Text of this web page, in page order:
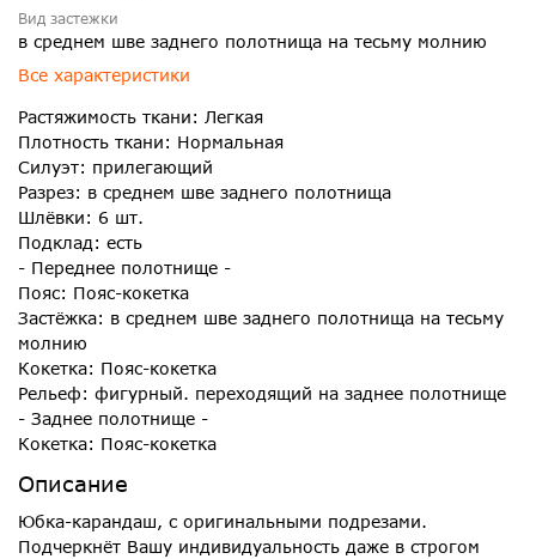
Вид застежки
в среднем шве заднего полотнища на тесьму молнию
Все характеристики
Растяжимость ткани: Легкая
Плотность ткани: Нормальная
Силуэт: прилегающий
Разрез: в среднем шве заднего полотнища
Шлёвки: 6 шт.
Подклад: есть
- Переднее полотнище -
Пояс: Пояс-кокетка
Застёжка: в среднем шве заднего полотнища на тесьму
молнию
Кокетка: Пояс-кокетка
Рельеф: фигурный. переходящий на заднее полотнище
- Заднее полотнище -
Кокетка: Пояс-кокетка
Описание
Юбка-карандаш, с оригинальными подрезами.
Подчеркнёт Вашу индивидуальность даже в строгом